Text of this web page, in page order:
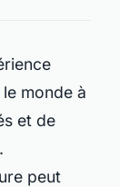
monde à
et de
peut